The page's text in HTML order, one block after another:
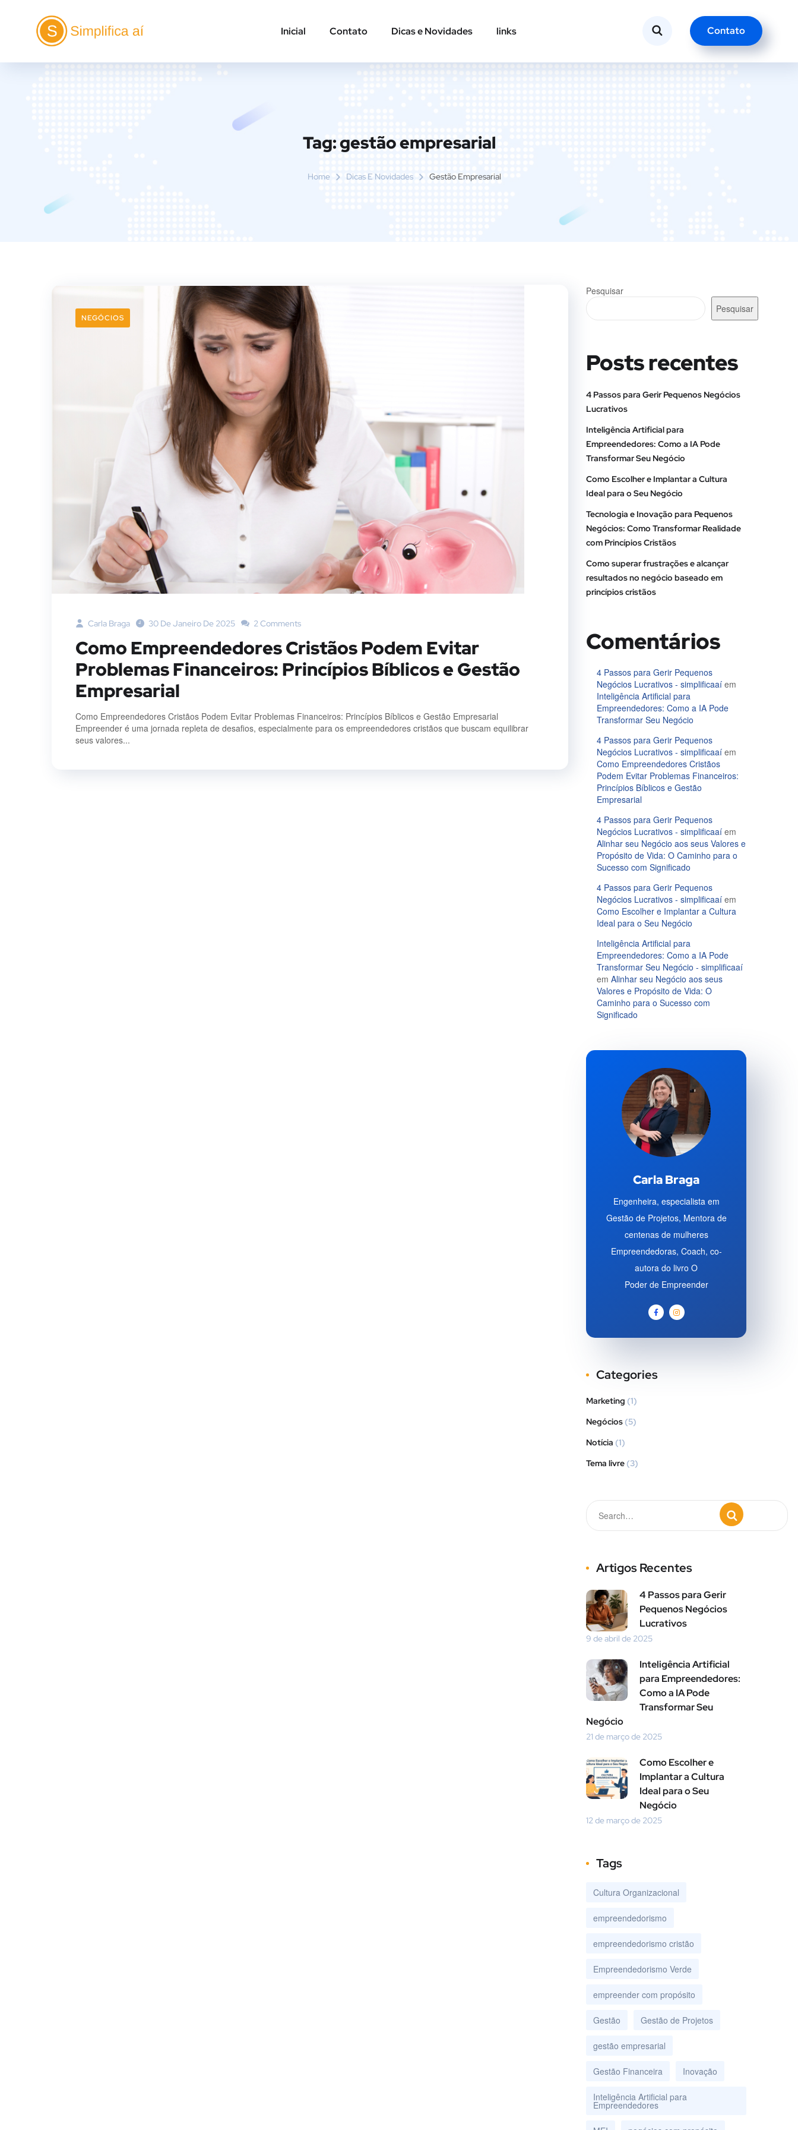
Inicial Contato Dicas e Novidades links Contato
Tag:gestão empresarial
Home Dicas E Novidades Gestão Empresarial
NEGÓCIOS
Carla Braga 30 De Janeiro De 2025 2 Comments
Como Empreendedores Cristãos Podem Evitar
Problemas Financeiros: Princípios Bíblicos e Gestão
Empresarial
Como Empreendedores Cristãos Podem Evitar Problemas Financeiros: Princípios Bíblicos e Gestão Empresarial
Empreender é uma jornada repleta de desafios, especialmente para os empreendedores cristãos que buscam equilibrar
seus valores...
Pesquisar
Pesquisar
Posts recentes
4 Passos para Gerir Pequenos Negócios
Lucrativos
Inteligência Artificial para
Empreendedores: Como a IA Pode
Transformar Seu Negócio
Como Escolher e Implantar a Cultura
Ideal para o Seu Negócio
Tecnologia e Inovação para Pequenos
Negócios: Como Transformar Realidade
com Princípios Cristãos
Como superar frustrações e alcançar
resultados no negócio baseado em
princípios cristãos
Comentários
4 Passos para Gerir Pequenos
Negócios Lucrativos - simplificaaí em
Inteligência Artificial para
Empreendedores: Como a IA Pode
Transformar Seu Negócio
4 Passos para Gerir Pequenos
Negócios Lucrativos - simplificaaí em
Como Empreendedores Cristãos
Podem Evitar Problemas Financeiros:
Princípios Bíblicos e Gestão
Empresarial
4 Passos para Gerir Pequenos
Negócios Lucrativos - simplificaaí em
Alinhar seu Negócio aos seus Valores e
Propósito de Vida: O Caminho para o
Sucesso com Significado
4 Passos para Gerir Pequenos
Negócios Lucrativos - simplificaaí em
Como Escolher e Implantar a Cultura
Ideal para o Seu Negócio
Inteligência Artificial para
Empreendedores: Como a IA Pode
Transformar Seu Negócio - simplificaaí
em Alinhar seu Negócio aos seus
Valores e Propósito de Vida: O
Caminho para o Sucesso com
Significado
Carla Braga
Engenheira, especialista em
Gestão de Projetos, Mentora de
centenas de mulheres
Empreendedoras, Coach, co-
autora do livro O
Poder de Empreender
Categories
Marketing (1)
Negócios (5)
Notícia (1)
Tema livre (3)
Artigos Recentes
4 Passos para Gerir
Pequenos Negócios
Lucrativos
9 de abril de 2025
Inteligência Artificial
para Empreendedores:
Como a IA Pode
Transformar Seu
Negócio
21 de março de 2025
Como Escolher e
Implantar a Cultura
Ideal para o Seu
Negócio
12 de março de 2025
Tags
Cultura Organizacional
empreendedorismo
empreendedorismo cristão
Empreendedorismo Verde
empreender com propósito
Gestão Gestão de Projetos
gestão empresarial
Gestão Financeira Inovação
Inteligência Artificial para
Empreendedores